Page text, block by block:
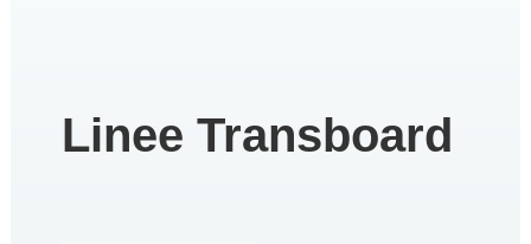
Linee Transboard